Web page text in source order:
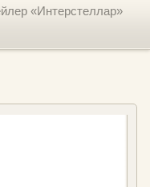
«Интерстеллар»